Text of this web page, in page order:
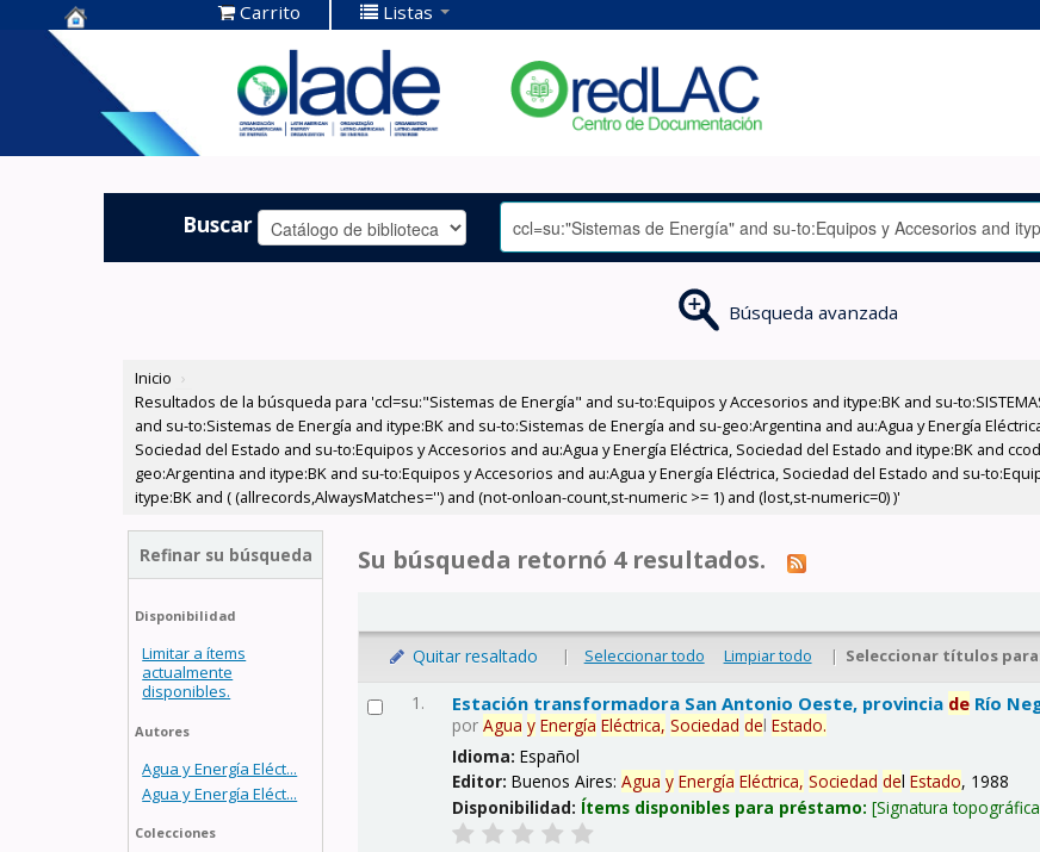
Centro de
Documentación
OLADE -
Carrito Listas
Buscar
Búsqueda avanzada
Inicio ›
Resultados de la búsqueda para 'ccl=su:"Sistemas de Energía" and su-to:Equipos y Accesorios and itype:BK and su-
and su-to:Sistemas de Energía and itype:BK and su-to:Sistemas de Energía and su-geo:Argentina and au:Agua y Energía
Sociedad del Estado and su-to:Equipos y Accesorios and au:Agua y Energía Eléctrica, Sociedad del Estado and itype:BK and
geo:Argentina and itype:BK and su-to:Equipos y Accesorios and au:Agua y Energía Eléctrica, Sociedad del Estado and su-
itype:BK and ( (allrecords,AlwaysMatches='') and (not-onloan-count,st-numeric >= 1) and (lost,st-numeric=0) )'
Refinar su búsqueda
Disponibilidad
Limitar a ítems
actualmente
disponibles.
Autores
Agua y Energía Eléct...
Agua y Energía Eléct...
Colecciones
Su búsqueda retornó 4 resultados.
Quitar resaltado | Seleccionar todo Limpiar todo | Seleccionar títulos
1. Estación transformadora San Antonio Oeste, provincia de Río
porAgua y Energía Eléctrica, Sociedad delEstado.
Idioma:Español
Editor:Buenos Aires:Agua y Energía Eléctrica, Sociedad delEstado, 1988
Disponibilidad: Ítems disponibles para préstamo: Signatura